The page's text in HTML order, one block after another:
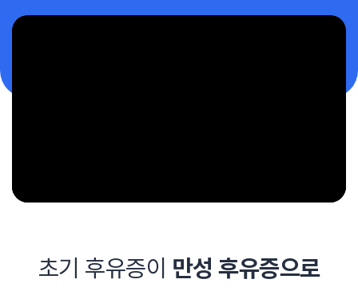
초기 후유증이 만성 후유증으로